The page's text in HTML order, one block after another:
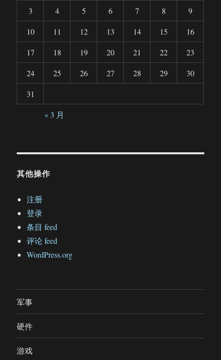
3
4 5 6 7 8
9
10
11 12 13 14 15
16
17
18 19 20 21 22
23
24
25 26 27 28 29
30
31
« 3 月
其他操作
注册
登录
条目 feed
评论 feed
WordPress.org
军事
硬件
游戏